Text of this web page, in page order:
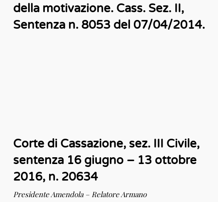
della motivazione. Cass. Sez. II,
Sentenza n. 8053 del 07/04/2014.
Corte di Cassazione, sez. III Civile,
sentenza 16 giugno – 13 ottobre
2016, n. 20634
Presidente Amendola – Relatore Armano